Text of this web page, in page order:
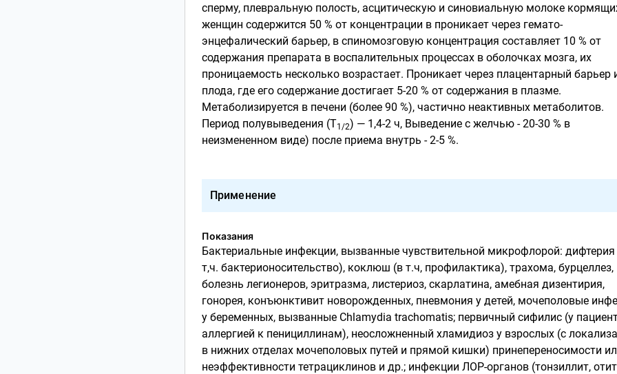
сперму, плевральную полость, асцитическую и синовиальную молоке
женщин содержится 50 % от концентрации в проникает через гемато-
энцефалический барьер, в спиномозговую концентрация составляет 10 % от
содержания препарата в воспалительных процессах в оболочках мозга, их
проницаемость несколько возрастает. Проникает через плацентарный барьер
плода, где его содержание достигает 5-20 % от содержания в плазме.
Метаболизируется в печени (более 90 %), частично неактивных метаболитов.
Период полувыведения (Т1/2) — 1,4-2 ч, Выведение с желчью - 20-30 % в
неизмененном виде) после приема внутрь - 2-5 %.
Применение
Показания
Бактериальные инфекции, вызванные чувствительной микрофлорой: дифтерия
т,ч. бактерионосительство), коклюш (в т.ч, профилактика), трахома, бурцеллез,
болезнь легионеров, эритразма, листериоз, скарлатина, амебная дизентирия,
гонорея, конъюнктивит новорожденных, пневмония у детей, мочеполовые
у беременных, вызванные Chlamydia trachomatis; первичный сифилис (у
аллергией к пенициллинам), неосложненный хламидиоз у взрослых (с
в нижних отделах мочеполовых путей и прямой кишки) принепереносимости
неэффективности тетрациклинов и др.; инфекции ЛОР-органов (тонзиллит,